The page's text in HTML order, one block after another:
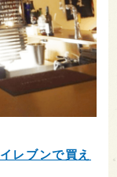
レブンで買え